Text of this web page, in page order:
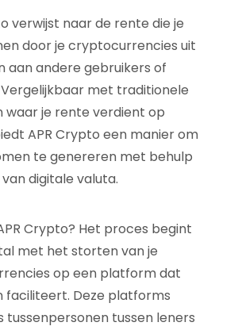
verwijst naar de rente die je
door je cryptocurrencies uit
aan andere gebruikers of
met traditionele
waar je rente verdient op
APR Crypto een manier om
te genereren met behulp
van digitale valuta.
Crypto? Het proces begint
met het storten van je
op een platform dat
faciliteert. Deze platforms
tussenpersonen tussen leners